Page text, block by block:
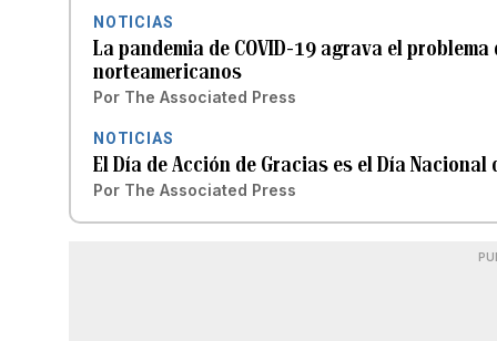
NOTICIAS
La pandemia de COVID-19 agrava el
norteamericanos
Por The Associated Press
NOTICIAS
El Día de Acción de Gracias es el Día
Por The Associated Press